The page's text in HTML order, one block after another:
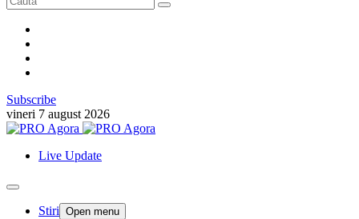
Subscribe
vineri 7 august 2026
Live Update
Stiri Open menu